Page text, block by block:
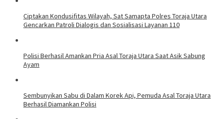
Ciptakan Kondusifitas Wilayah, Sat Samapta Polres Toraja Utara
Gencarkan Patroli Dialogis dan Sosialisasi Layanan 110
Polisi Berhasil Amankan Pria Asal Toraja Utara Saat Asik Sabung
Ayam
Sembunyikan Sabu di Dalam Korek Api, Pemuda Asal Toraja Utara
Berhasil Diamankan Polisi